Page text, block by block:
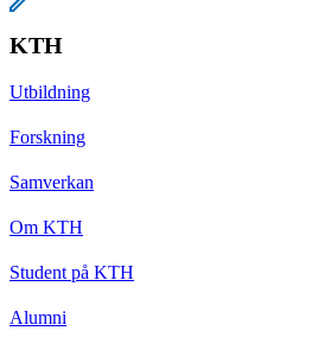
KTH
Utbildning
Forskning
Samverkan
Om KTH
Student på KTH
Alumni